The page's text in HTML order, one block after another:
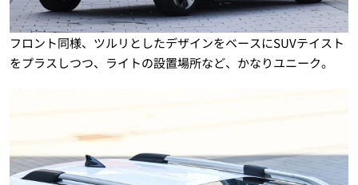
フロント同様、ツルリとしたデザインをベースにSUVテイスト
をプラスしつつ、ライトの設置場所など、かなりユニーク。